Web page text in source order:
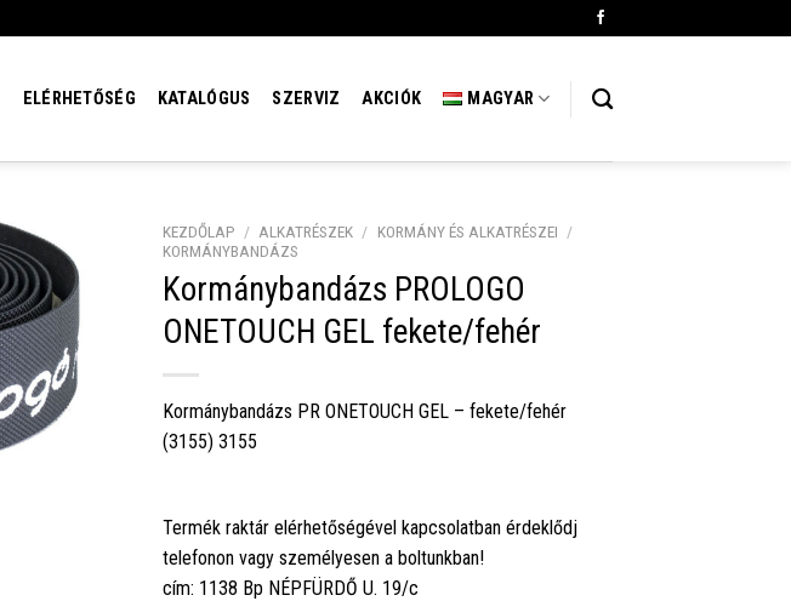
ELÉRHETŐSÉG KATALÓGUS SZERVIZ AKCIÓK MAGYAR
KEZDŐLAP / ALKATRÉSZEK / KORMÁNY ÉS ALKATRÉSZEI /
KORMÁNYBANDÁZS
Kormánybandázs PROLOGO
ONETOUCH GEL fekete/fehér
Kormánybandázs PR ONETOUCH GEL – fekete/fehér
(3155) 3155
Termék raktár elérhetőségével kapcsolatban érdeklődj
telefonon vagy személyesen a boltunkban!
cím: 1138 Bp NÉPFÜRDŐ U. 19/c